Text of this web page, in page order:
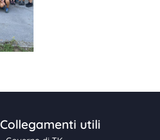
Collegamenti utili